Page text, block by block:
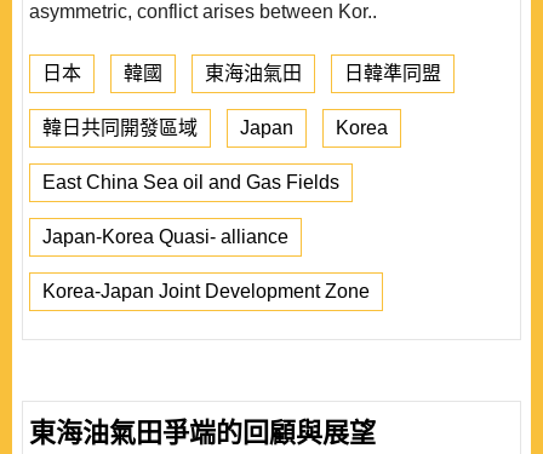
asymmetric, conflict arises between Kor..
日本 韓國 東海油氣田 日韓準同盟
韓日共同開發區域 Japan Korea
East China Sea oil and Gas Fields
Japan-Korea Quasi- alliance
Korea-Japan Joint Development Zone
東海油氣田爭端的回顧與展望